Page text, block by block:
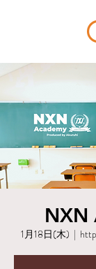
NXN
1月18日(木)
  |